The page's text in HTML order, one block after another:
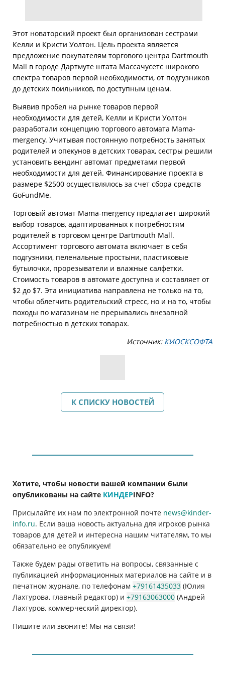
Этот новаторский проект был организован сестрами
Келли и Кристи Уолтон. Цель проекта является
предложение покупателям торгового центра Dartmouth
Mall в городе Дартмуте штата Массачусетс широкого
спектра товаров первой необходимости, от подгузников
до детских поильников, по доступным ценам.
Выявив пробел на рынке товаров первой
необходимости для детей, Келли и Кристи Уолтон
разработали концепцию торгового автомата Mama-
mergency. Учитывая постоянную потребность занятых
родителей и опекунов в детских товарах, сестры решили
установить вендинг автомат предметами первой
необходимости для детей. Финансирование проекта в
размере $2500 осуществлялось за счет сбора средств
GoFundMe.
Торговый автомат Mama-mergency предлагает широкий
выбор товаров, адаптированных к потребностям
родителей в торговом центре Dartmouth Mall.
Ассортимент торгового автомата включает в себя
подгузники, пеленальные простыни, пластиковые
бутылочки, прорезыватели и влажные салфетки.
Стоимость товаров в автомате доступна и составляет от
$2 до $7. Эта инициатива направлена не только на то,
чтобы облегчить родительский стресс, но и на то, чтобы
походы по магазинам не прерывались внезапной
потребностью в детских товарах.
Источник: КИОСКСОФТА
К СПИСКУ НОВОСТЕЙ
Хотите, чтобы новости вашей компании были
опубликованы на сайте КИНДЕРINFO?
Присылайте их нам по электронной почте news@kinder-
info.ru. Если ваша новость актуальна для игроков рынка
товаров для детей и интересна нашим читателям, то мы
обязательно ее опубликуем!
Также будем рады ответить на вопросы, связанные с
публикацией информационных материалов на сайте и в
печатном журнале, по телефонам +79161435033 (Юлия
Лахтурова, главный редактор) и +79163063000 (Андрей
Лахтуров, коммерческий директор).
Пишите или звоните! Мы на связи!